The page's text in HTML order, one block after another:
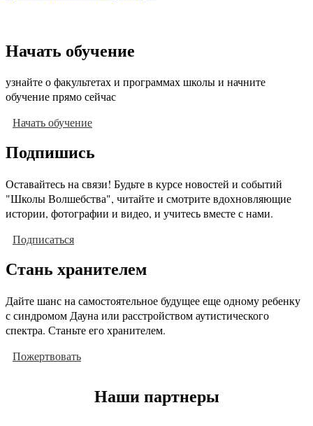
Начать обучение
узнайте о факультетах и программах школы и начните
обучение прямо сейчас
Начать обучение
Подпишись
Оставайтесь на связи! Будьте в курсе новостей и событий
"Школы Волшебства", читайте и смотрите вдохновляющие
истории, фотографии и видео, и учитесь вместе с нами.
Подписаться
Стань хранителем
Дайте шанс на самостоятельное будущее еще одному ребенку
с синдромом Дауна или расстройством аутистического
спектра. Станьте его хранителем.
Пожертвовать
Наши партнеры